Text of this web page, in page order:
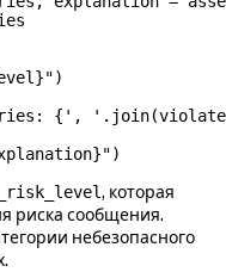
}")
{ ', '
}")
, которая
риска сообщения.
небезопасного